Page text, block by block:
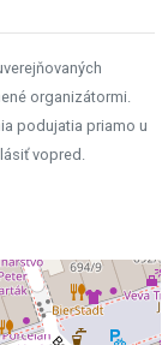
organizátormi.
podujatia priamo u
vopred.